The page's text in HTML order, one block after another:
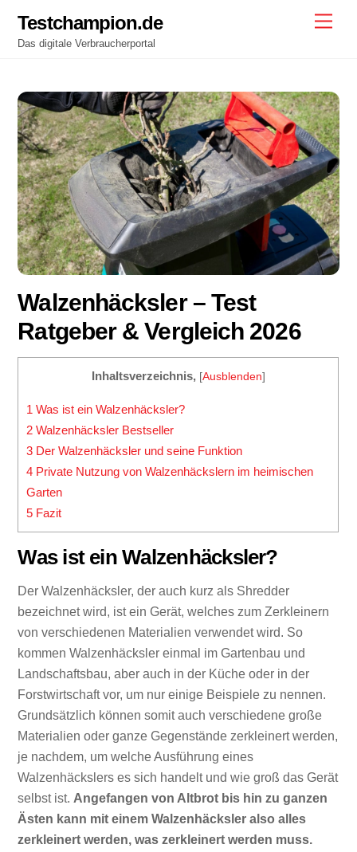
content
Testchampion.de
Das digitale Verbraucherportal
Walzenhäcksler – Test
Ratgeber & Vergleich 2026
Inhaltsverzeichnis, [Ausblenden]
1 Was ist ein Walzenhäcksler?
2 Walzenhäcksler Bestseller
3 Der Walzenhäcksler und seine Funktion
4 Private Nutzung von Walzenhäckslern im heimischen
Garten
5 Fazit
Was ist ein Walzenhäcksler?
Der Walzenhäcksler, der auch kurz als Shredder
bezeichnet wird, ist ein Gerät, welches zum Zerkleinern
von verschiedenen Materialien verwendet wird. So
kommen Walzenhäcksler einmal im Gartenbau und
Landschaftsbau, aber auch in der Küche oder in der
Forstwirtschaft vor, um nur einige Beispiele zu nennen.
Grundsätzlich können somit auch verschiedene große
Materialien oder ganze Gegenstände zerkleinert werden,
je nachdem, um welche Ausführung eines
Walzenhäckslers es sich handelt und wie groß das Gerät
selbst ist. Angefangen von Altbrot bis hin zu ganzen
Ästen kann mit einem Walzenhäcksler also alles
zerkleinert werden, was zerkleinert werden muss.